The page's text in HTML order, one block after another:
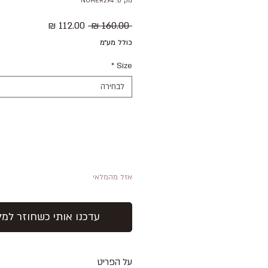
‏160.00 ‏₪
מחיר
כולל מע״מ
Size
*
לבחירה
אזל מהמלאי
עדכנו אותי כשחוזר
על הפריט